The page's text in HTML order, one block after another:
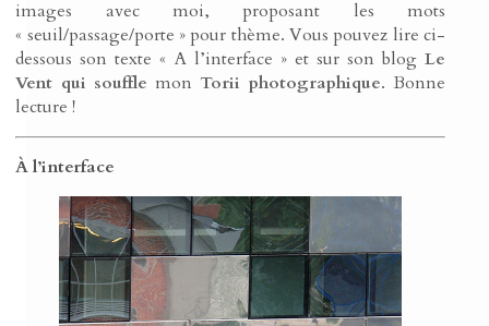
images avec moi, proposant les mots
« seuil/passage/porte » pour thème. Vous pouvez lire ci-
dessous son texte « A l’interface » et sur son blog Le
Vent qui souffle mon Torii photographique. Bonne
lecture !
À l’interface